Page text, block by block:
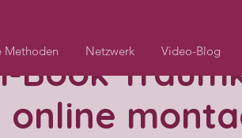
Methoden Netzwerk Video-Blog
Book
online